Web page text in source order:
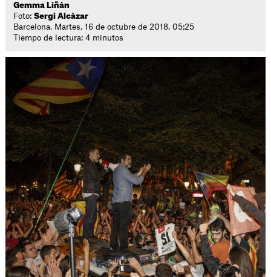
Gemma Liñán
Foto:Sergi Alcàzar
Barcelona. Martes, 16 de octubre de 2018. 05:25
Tiempo de lectura: 4 minutos